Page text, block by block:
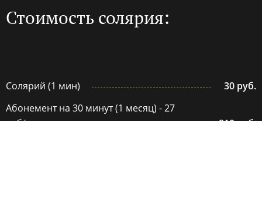
Стоимость солярия:
Солярий (1 мин)
30 руб.
Абонемент на 30 минут (1 месяц) - 27
руб/мин
810 руб.